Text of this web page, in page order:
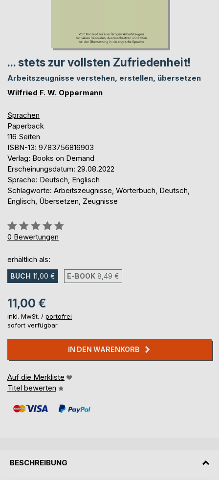
... stets zur vollsten Zufriedenheit!
Arbeitszeugnisse verstehen, erstellen, übersetzen
Wilfried F. W. Oppermann
Sprachen
Paperback
116 Seiten
ISBN-13: 9783756816903
Verlag: Books on Demand
Erscheinungsdatum: 29.08.2022
Sprache: Deutsch, Englisch
Schlagworte: Arbeitszeugnisse, Wörterbuch, Deutsch,
Englisch, Übersetzen, Zeugnisse
Bewertung::
0%
0 Bewertungen
erhältlich als:
BUCH 11,00 € E-BOOK 8,49 €
11,00 €
inkl. MwSt. / portofrei
sofort verfügbar
IN DEN WARENKORB
Auf die Merkliste
Titel bewerten
BESCHREIBUNG